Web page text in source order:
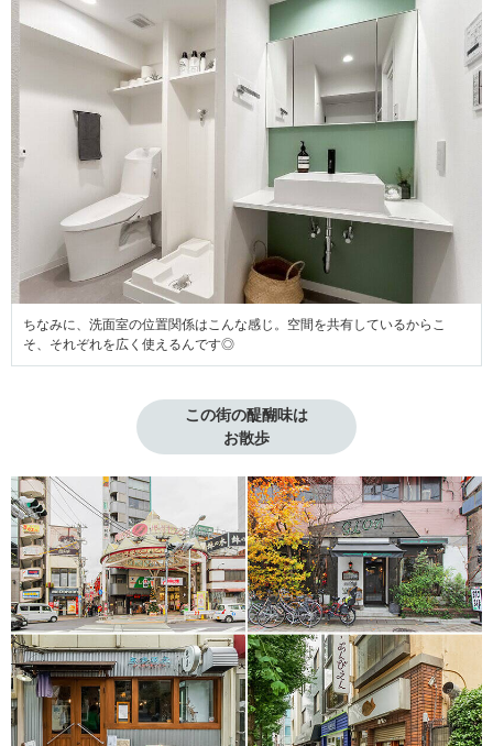
ちなみに、洗面室の位置関係はこんな感じ。空間を共有しているからこ
そ、それぞれを広く使えるんです◎
この街の醍醐味は
お散歩